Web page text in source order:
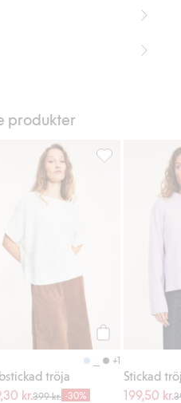
produkter
stickad t-shirt, Lägg till i
Köp
+1
tröja
kr.399 kr. -30%
Ribbstickad
Stickad
199,50 kr.